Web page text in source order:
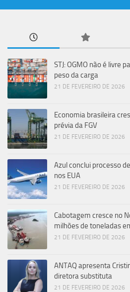
STJ: OGMO não é livre
peso da carga
21 DE FEVEREIRO DE 2026
Economia brasileira
prévia da FGV
21 DE FEVEREIRO DE 2026
Azul conclui processo
nos EUA
21 DE FEVEREIRO DE 2026
Cabotagem cresce no
milhões de toneladas
21 DE FEVEREIRO DE 2026
ANTAQ apresenta
diretora substituta
21 DE FEVEREIRO DE 2026